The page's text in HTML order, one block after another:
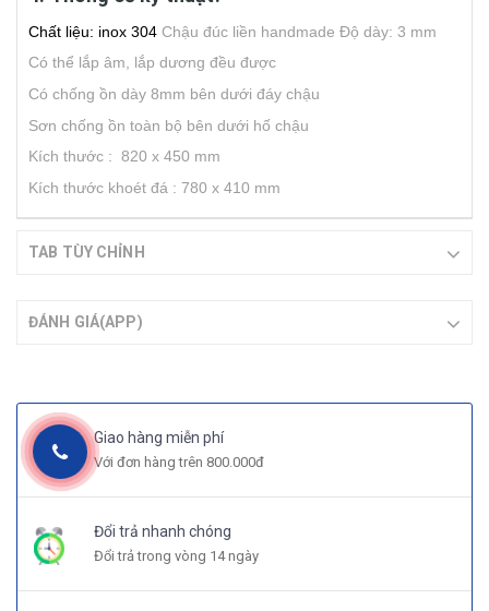
Chất liệu: inox 304 Chậu đúc liền handmade Độ dày: 3 mm
Có thể lắp âm, lắp dương đều được
Có chống ồn dày 8mm bên dưới đáy chậu
Sơn chống ồn toàn bộ bên dưới hố chậu
Kích thước : 820 x 450 mm
Kích thước khoét đá : 780 x 410 mm
TAB TÙY CHỈNH
ĐÁNH GIÁ(APP)
Giao hàng miễn phí
Với đơn hàng trên 800.000đ
Đổi trả nhanh chóng
Đổi trả trong vòng 14 ngày